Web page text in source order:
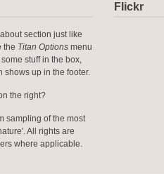
section just like
the Titan Options menu
stuff in the box,
shows up in the footer.
the right?
sampling of the most
All rights are
where applicable.
Flickr